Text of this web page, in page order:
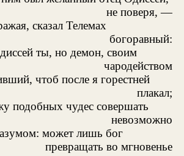
не поверя, —
сказал Телемах
богоравный:
ты, но демон, своим
чародейством
чтоб после я горестней
плакал;
подобных чудес совершать
невозможно
может лишь бог
превращать во мгновенье